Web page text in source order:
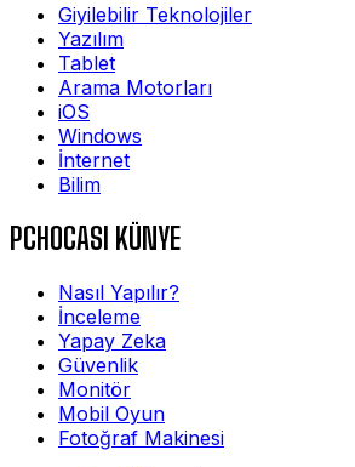
Giyilebilir Teknolojiler
Yazılım
Tablet
Arama Motorları
iOS
Windows
İnternet
Bilim
PCHOCASI KÜNYE
Nasıl Yapılır?
İnceleme
Yapay Zeka
Güvenlik
Monitör
Mobil Oyun
Fotoğraf Makinesi